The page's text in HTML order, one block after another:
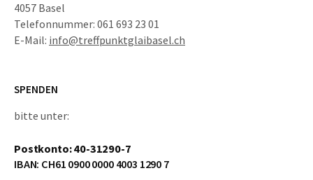
4057 Basel
Telefonnummer: 061 693 23 01
E-Mail: info@treffpunktglaibasel.ch
SPENDEN
bitte unter:
Postkonto: 40-31290-7
IBAN: CH61 0900 0000 4003 1290 7